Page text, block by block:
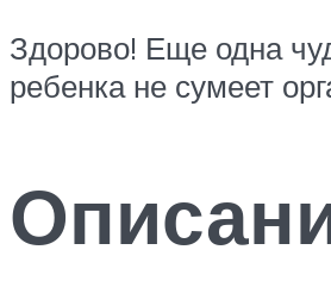
Здорово! Еще одна
ребенка не сумеет